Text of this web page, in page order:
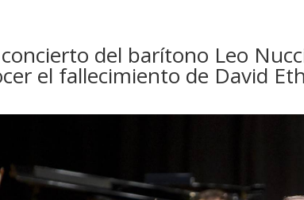
del barítono Leo
el fallecimiento de David